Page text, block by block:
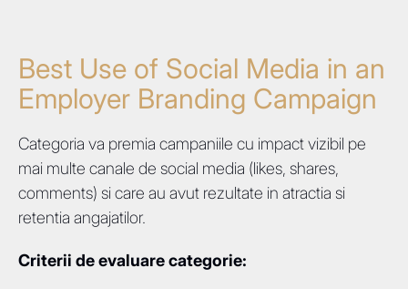
Best Use of Social Media in an
Employer Branding Campaign
Categoria va premia campaniile cu impact vizibil pe
mai multe canale de social media (likes, shares,
comments) si care au avut rezultate in atractia si
retentia angajatilor.
Criterii de evaluare categorie: